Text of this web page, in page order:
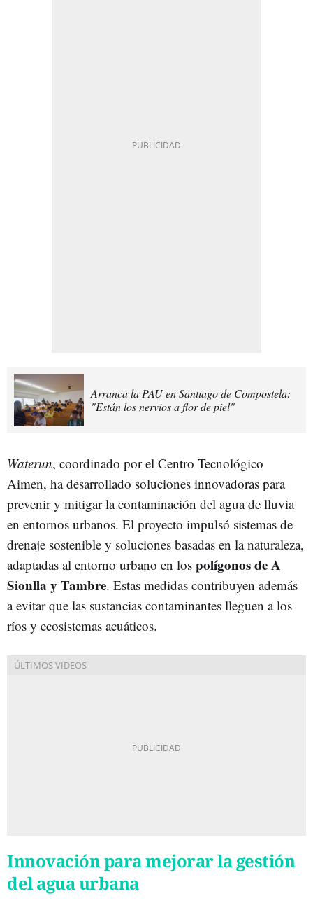
Arranca la PAU en Santiago de Compostela:
"Están los nervios a flor de piel"
Waterun, coordinado por el Centro Tecnológico
Aimen, ha desarrollado soluciones innovadoras para
prevenir y mitigar la contaminación del agua de lluvia
en entornos urbanos. El proyecto impulsó sistemas de
drenaje sostenible y soluciones basadas en la naturaleza,
adaptadas al entorno urbano en los polígonos de A
Sionlla y Tambre. Estas medidas contribuyen además
a evitar que las sustancias contaminantes lleguen a los
ríos y ecosistemas acuáticos.
Innovación para mejorar la gestión
del agua urbana